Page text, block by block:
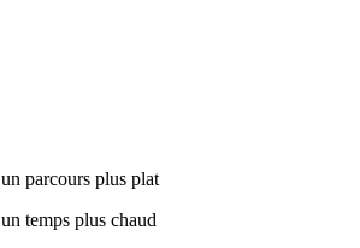
un parcours plus plat
un temps plus chaud